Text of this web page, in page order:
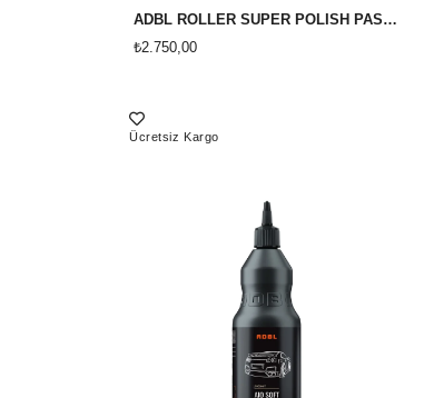
ADBL ROLLER SÜPER POLİSH PASTA 1 LİTRE
₺2.750,00
Ücretsiz Kargo